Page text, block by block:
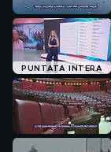
PUNTATA INTERA